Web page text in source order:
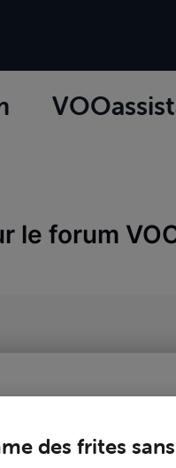
le forum
des frites sans